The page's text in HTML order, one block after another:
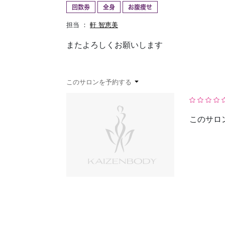
予約確認
回数券 全身 お腹痩せ
担当 ： 軒 智恵美
またよろしくお願いします
このサロンを予約する
このサロ